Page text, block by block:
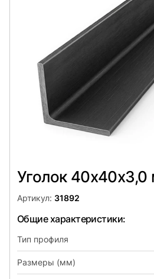
Уголок
Артикул: 31892
Общие характеристики:
Тип профиля
Размеры (мм)